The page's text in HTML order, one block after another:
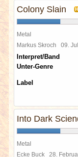
Colony Slain
Metal
Markus Skroch 09.
Interpret/Band
Unter-Genre
Label
Into Dark
Metal
Ecke Buck 28.